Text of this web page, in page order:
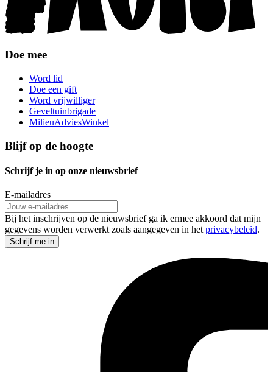
Doe mee
Word lid
Doe een gift
Word vrijwilliger
Geveltuinbrigade
MilieuAdviesWinkel
Blijf op de hoogte
Schrijf je in op onze nieuwsbrief
E-mailadres
Bij het inschrijven op de nieuwsbrief ga ik ermee akkoord dat mijn
gegevens worden verwerkt zoals aangegeven in het privacybeleid.
Schrijf me in